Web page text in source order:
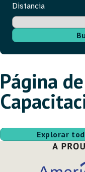
Distancia
Página
Explorar